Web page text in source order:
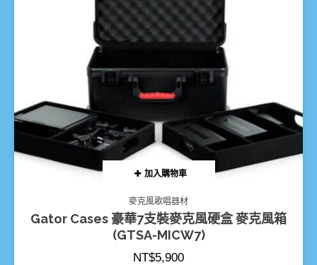
加入購物車
麥克風歌唱器材
Gator Cases 豪華7支裝麥克風硬盒 麥克風箱
(GTSA-MICW7)
NT$5,900